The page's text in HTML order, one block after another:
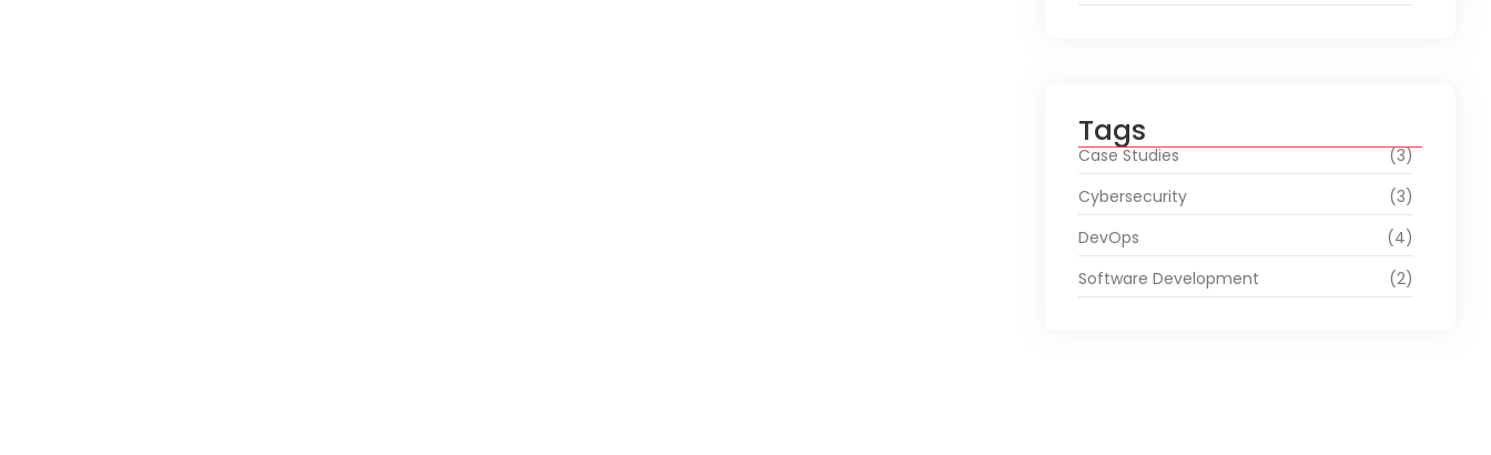
Tags
Case Studies
(3)
Cybersecurity
(3)
DevOps
(4)
Software Development
(2)